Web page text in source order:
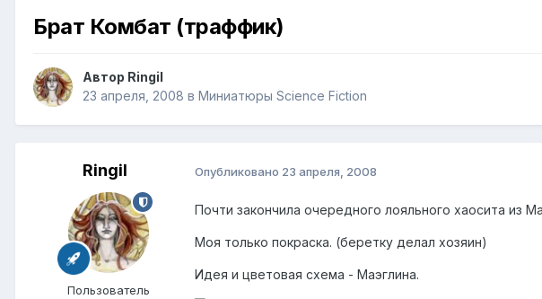
Брат Комбат (траффик)
Автор Ringil
23 апреля, 2008 в Миниатюры Science Fiction
Ringil
Пользователь
Опубликовано 23 апреля, 2008
Почти закончила очередного лояльного хаосита из
Моя только покраска. (беретку делал хозяин)
Идея и цветовая схема - Маэглина.